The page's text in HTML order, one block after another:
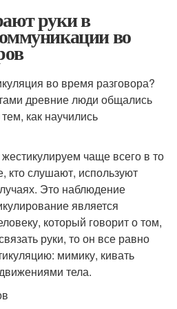
руки в
во
во время разговора?
древние люди общались
как научились
чаще всего в то
кто слушают, используют
Это наблюдение
является
который говорит о том,
руки, то он все равно
мимику, кивать
тела.